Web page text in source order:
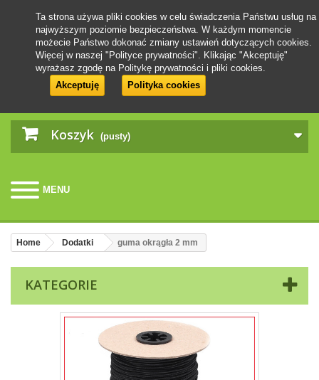
Koszyk (pusty)
MENU
Ta strona używa pliki cookies w celu świadczenia Państwu usług na
najwyższym poziomie bezpieczeństwa. W każdym momencie
możecie Państwo dokonać zmiany ustawień dotyczących cookies.
Więcej w naszej "Polityce prywatności". Klikając "Akceptuję"
wyrażasz zgodę na Politykę prywatności i pliki cookies.
Akceptuję
Polityka cookies
Home Dodatki guma okrągła 2 mm
KATEGORIE